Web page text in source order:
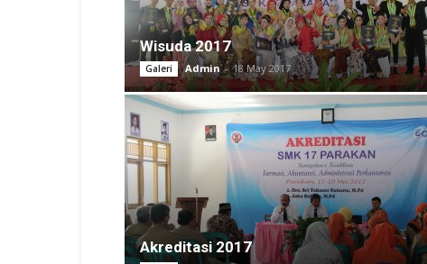
Wisuda 2017
Galeri Admin - 18 May 2017
Akreditasi 2017